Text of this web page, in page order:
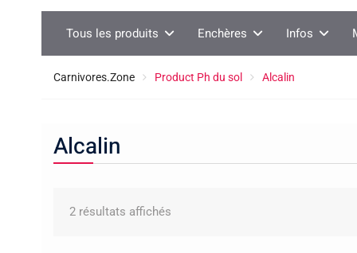
Tous les produits Enchères Infos
Carnivores.Zone Product Ph du sol Alcalin
Alcalin
2 résultats affichés